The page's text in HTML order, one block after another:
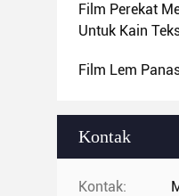
Film Perekat
Untuk Kain
Film Lem
Kontak
Kontak: